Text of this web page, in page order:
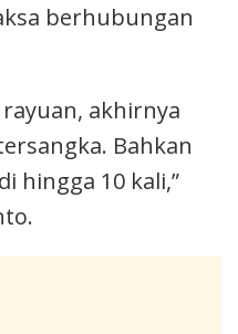
berhubungan
akhirnya
Bahkan
hingga 10 kali,”